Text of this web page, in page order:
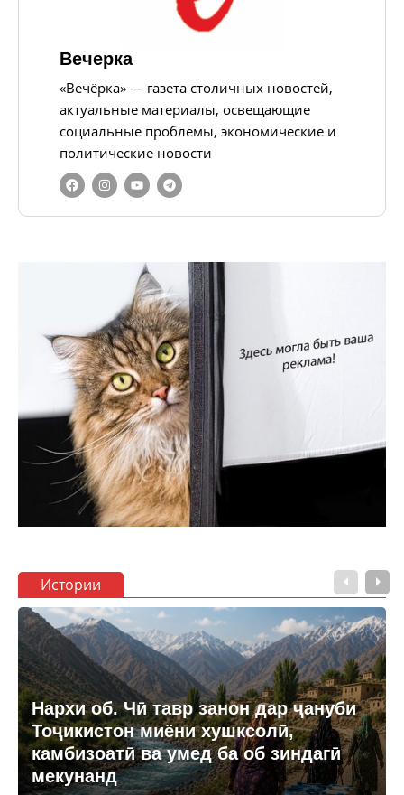
Вечерка
«Вечёрка» — газета столичных новостей,
актуальные материалы, освещающие
социальные проблемы, экономические и
политические новости
Истории
Нархи об. Чӣ тавр занон дар ҷануби
Тоҷикистон миёни хушксолӣ,
камбизоатӣ ва умед ба об зиндагӣ
мекунанд